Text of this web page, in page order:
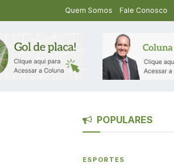
Quem Somos Fale Conosco
POPULARES
ESPORTES